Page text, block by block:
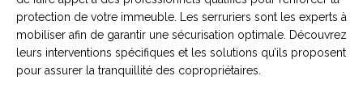
protection de votre immeuble. Les serruriers sont les experts à
mobiliser afin de garantir une sécurisation optimale. Découvrez
leurs interventions spécifiques et les solutions qu’ils proposent
pour assurer la tranquillité des copropriétaires.